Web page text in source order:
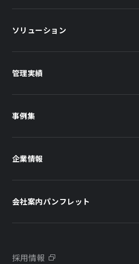
ソリューション
オーナー様向け
オフィスビル
住まい（社宅・賃貸住宅）
学校・教育施設
不動産開発をご検討の方へ
管理実績
住まい（賃貸住宅）
事例集
企業情報
会社案内パンフレット
採用情報